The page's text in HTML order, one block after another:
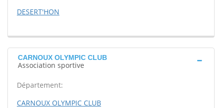
DESERT'HON
CARNOUX OLYMPIC CLUB
Association sportive
Département:
CARNOUX OLYMPIC CLUB